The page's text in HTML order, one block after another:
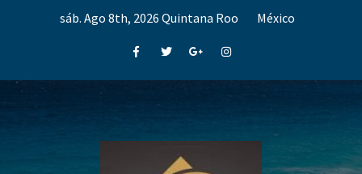
sáb. Ago 8th, 2026 Quintana Roo México
FacebookTwitterGoogle+Instagram